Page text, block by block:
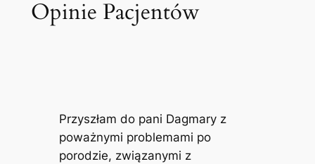
Opinie Pacjentów
Przyszłam do pani Dagmary z
poważnymi problemami po
porodzie, związanymi z